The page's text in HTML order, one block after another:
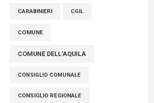
tra cui molti abruzzesi"
06 Agosto 2026
CARABINIERI CGIL
COMUNE
COMUNE DELL'AQUILA
CONSIGLIO COMUNALE
CONSIGLIO REGIONALE